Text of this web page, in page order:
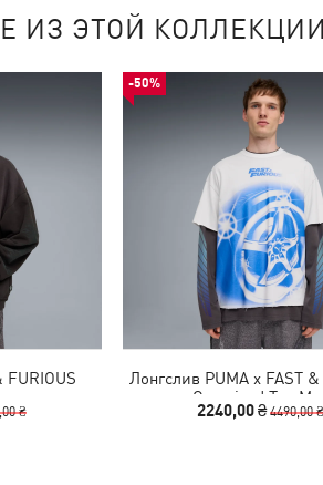
ИЗ ЭТОЙ КОЛЛЕКЦИИ
FURIOUS
₴
-50%
Лонгслив PUMA x FAST &
Oversized Tee Men
2240,00 ₴4490,00 ₴